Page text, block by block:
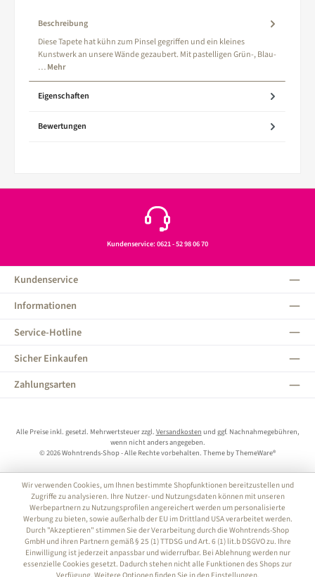
Beschreibung
Diese Tapete hat kühn zum Pinsel gegriffen und ein kleines
Kunstwerk an unsere Wände gezaubert. Mit pastelligen Grün-, Blau-
…Mehr
Eigenschaften
Bewertungen
Kundenservice: 0621 - 52 98 06 70
Kundenservice
Informationen
Service-Hotline
Sicher Einkaufen
Zahlungsarten
Alle Preise inkl. gesetzl. Mehrwertsteuer zzgl. Versandkosten und ggf. Nachnahmegebühren,
wenn nicht anders angegeben.
© 2026 Wohntrends-Shop - Alle Rechte vorbehalten. Theme byThemeWare®
Wir verwenden Cookies, um Ihnen bestimmte Shopfunktionen bereitzustellen und
Zugriffe zu analysieren. Ihre Nutzer- und Nutzungsdaten können mit unseren
Werbepartnern zu Nutzungsprofilen angereichert werden um personalisierte
Werbung zu bieten, sowie außerhalb der EU im Drittland USA verarbeitet werden.
Durch "Akzeptieren" stimmen Sie der Verarbeitung durch die Wohntrends-Shop
GmbH und ihren Partnern gemäß § 25 (1) TTDSG und Art. 6 (1) lit.b DSGVO zu. Ihre
Einwilligung ist jederzeit anpassbar und widerrufbar. Bei Ablehnung werden nur
essenzielle Cookies gesetzt. Dadurch stehen nicht alle Funktionen des Shops zur